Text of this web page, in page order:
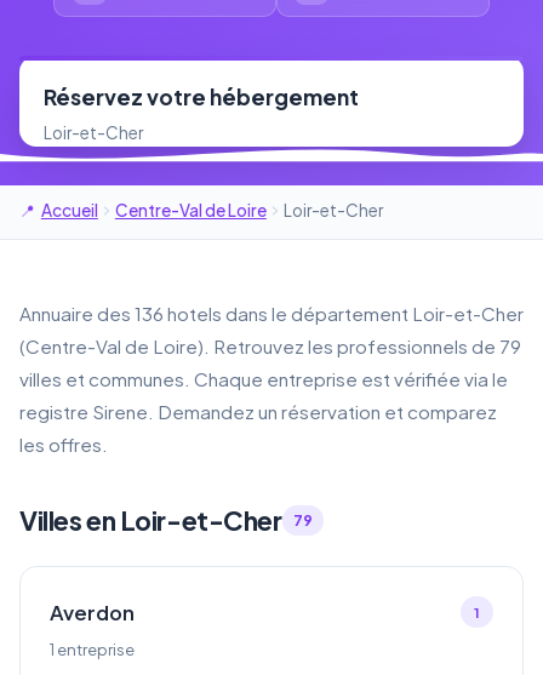
Réservez votre hébergement
Loir-et-Cher
Accueil Centre-Val de Loire Loir-et-Cher
Annuaire des 136 hotels dans le département Loir-et-Cher
(Centre-Val de Loire). Retrouvez les professionnels de 79
villes et communes. Chaque entreprise est vérifiée via le
registre Sirene. Demandez un réservation et comparez
les offres.
Villes en Loir-et-Cher 79
Averdon
1 entreprise
1